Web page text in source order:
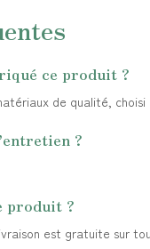
ce produit ?
de qualité,
?
produit ?
est gratuite sur